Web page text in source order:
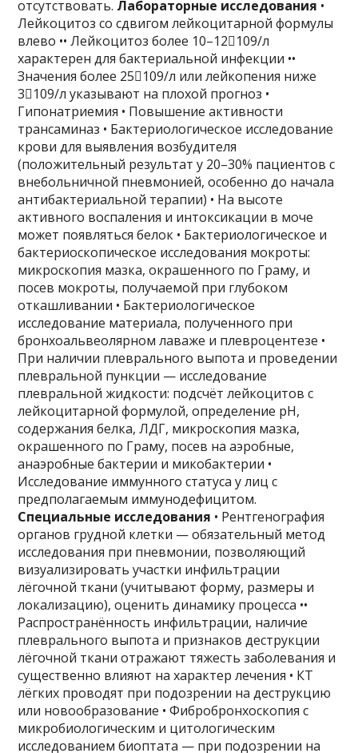
отсутствовать. Лабораторные исследования •
Лейкоцитоз со сдвигом лейкоцитарной формулы
влево •• Лейкоцитоз более 10–12109/л
характерен для бактериальной инфекции ••
Значения более 25109/л или лейкопения ниже
3109/л указывают на плохой прогноз •
Гипонатриемия • Повышение активности
трансаминаз • Бактериологическое исследование
крови для выявления возбудителя
(положительный результат у 20–30% пациентов с
внебольничной пневмонией, особенно до начала
антибактериальной терапии) • На высоте
активного воспаления и интоксикации в моче
может появляться белок • Бактериологическое и
бактериоскопическое исследования мокроты:
микроскопия мазка, окрашенного по Граму, и
посев мокроты, получаемой при глубоком
откашливании • Бактериологическое
исследование материала, полученного при
бронхоальвеолярном лаваже и плевроцентезе •
При наличии плеврального выпота и проведении
плевральной пункции — исследование
плевральной жидкости: подсчёт лейкоцитов с
лейкоцитарной формулой, определение рН,
содержания белка, ЛДГ, микроскопия мазка,
окрашенного по Граму, посев на аэробные,
анаэробные бактерии и микобактерии •
Исследование иммунного статуса у лиц с
предполагаемым иммунодефицитом.
Специальные исследования • Рентгенография
органов грудной клетки — обязательный метод
исследования при пневмонии, позволяющий
визуализировать участки инфильтрации
лёгочной ткани (учитывают форму, размеры и
локализацию), оценить динамику процесса ••
Распространённость инфильтрации, наличие
плеврального выпота и признаков деструкции
лёгочной ткани отражают тяжесть заболевания и
существенно влияют на характер лечения • КТ
лёгких проводят при подозрении на деструкцию
или новообразование • Фибробронхоскопия с
микробиологическим и цитологическим
исследованием биоптата — при подозрении на